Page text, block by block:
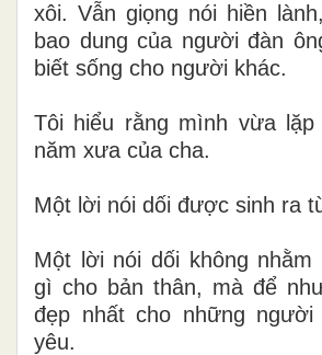
xôi. Vẫn giọng nói hiền
bao dung của người đàn
biết sống cho người khác.
Tôi hiểu rằng mình vừa
năm xưa của cha.
Một lời nói dối được sinh ra
Một lời nói dối không nhằm
gì cho bản thân, mà để
đẹp nhất cho những
yêu.